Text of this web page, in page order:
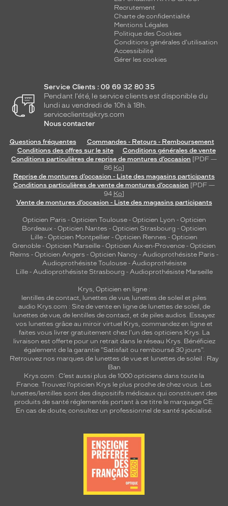
Recrutement
Charte de confidentialité
Mentions Légales
Politique des Cookies
Conditions générales d'utilisation
Accessibilité
Gérer les cookies
Service Clients : 09 69 32 80 35
Pendant l'été, le service clients est disponible du
lundi au vendredi de 10h à 18h.
serviceclients@krys.com
Nous contacter
Questions fréquentes
Commandes - Retours - Remboursement
Conditions des offres sur le site
Conditions générales de vente
Conditions particulières de reprise de montures d’occasion [PDF —
86 Ko]
Reprise de montures d’occasion - Liste des magasins participants
Conditions particulières de vente de montures d’occasion [PDF —
94 Ko]
Vente de montures d’occasion - Liste des magasins participants
Opticien Paris - Opticien Toulouse- Opticien Lyon - Opticien
Bordeaux- Opticien Nantes - Opticien Strasbourg - Opticien
Lille - Opticien Montpellier - Opticien Rennes - Opticien
Grenoble - Opticien Marseille - Opticien Aix-en-Provence - Opticien
Reims - Opticien Angers - Opticien Nancy - Audioprothésiste Paris -
Audioprothésiste Toulouse- Audioprothésiste
Lille- Audioprothésiste Strasbourg - Audioprothésiste Marseille
Krys, Opticien en ligne :
lentilles de contact, lunettes de vue, lunettes de soleil et piles
audio Krys.com : Site de vente en ligne de lunettes de soleil, de
lunettes de vue, de lentilles de contact, et de piles audios. Essayez
vos lunettes grâce au miroir virtuel Krys, commandez en ligne et
faites vous livrer gratuitement chez l'un des opticiens Krys. La
livraison est offerte pour un retrait dans le réseau Krys. Bénéficiez
également de la garantie "Satisfait ou remboursé 30 jours".
Retrouvez nos marques de lunettes de vue et lunettes de soleil : Ray
Ban
Krys.com : C’est aussi plus de 1000 opticiens dans toute la
France. Trouvez l’opticien Krys le plus proche de chez vous. Les
lunettes/lentilles sont des dispositifs médicaux qui constituent des
produits de santé réglementés portant à ce titre le marquage CE.
En cas de doute, consultez un professionnel de santé spécialisé.